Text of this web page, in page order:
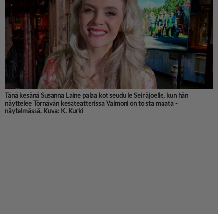
Tänä kesänä Susanna Laine palaa kotiseudulle Seinäjoelle, kun hän
näyttelee Törnävän kesäteatterissa Vaimoni on toista maata -
näytelmässä. Kuva: K. Kurki